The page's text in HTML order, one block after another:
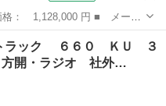
トラック ■ グレード名：
車 エアコン パワステ パ
トラック ６６０ ＫＵ ３
開・ラジオ 社外…